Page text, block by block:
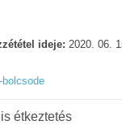
ideje: 2020. 06.
bolcsode
étkeztetés